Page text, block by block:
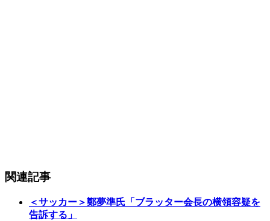
関連記事
＜サッカー＞鄭夢準氏「ブラッター会長の横領容疑を
告訴する」